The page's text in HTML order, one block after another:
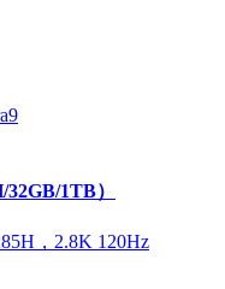
1TB）
，2.8K 120Hz